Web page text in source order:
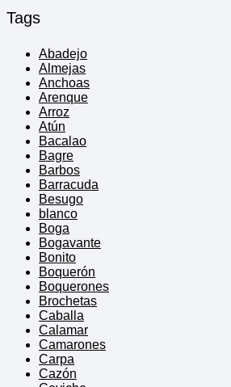
Tags
Abadejo
Almejas
Anchoas
Arenque
Arroz
Atún
Bacalao
Bagre
Barbos
Barracuda
Besugo
blanco
Boga
Bogavante
Bonito
Boquerón
Boquerones
Brochetas
Caballa
Calamar
Camarones
Carpa
Cazón